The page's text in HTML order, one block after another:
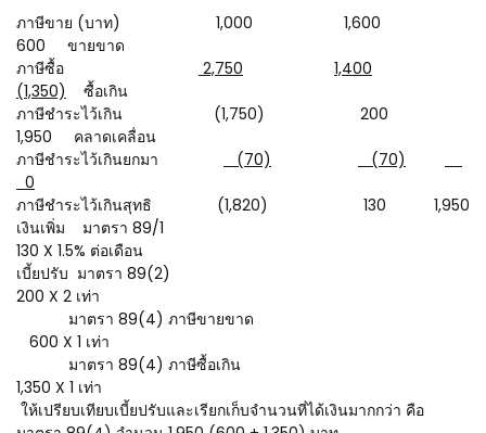
ภาษีขาย (บาท) 1,000 1,600
600 ขายขาด
ภาษีซื้อ
2,750
1,400
(1,350) ซื้อเกิน
ภาษีชำระไว้เกิน (1,750) 200
1,950 คลาดเคลื่อน
ภาษีชำระไว้เกินยกมา
(70)
(70)
0
ภาษีชำระไว้เกินสุทธิ (1,820) 130 1,950
เงินเพิ่ม มาตรา 89/1
130 X 1.5% ต่อเดือน
เบี้ยปรับ มาตรา 89(2)
200 X 2 เท่า
มาตรา 89(4) ภาษีขายขาด
600 X 1 เท่า
มาตรา 89(4) ภาษีซื้อเกิน
1,350 X 1 เท่า
ให้เปรียบเทียบเบี้ยปรับและเรียกเก็บจำนวนที่ได้เงินมากกว่า คือ